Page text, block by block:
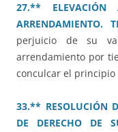
27.** ELEVACIÓN
ARRENDAMIENTO.
perjuicio de su
arrendamiento por
conculcar el principio
33.** RESOLUCIÓN
DE DERECHO DE